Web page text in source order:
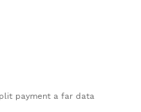
payment a far data